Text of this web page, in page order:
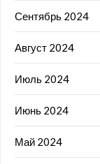
Сентябрь 2024
Август 2024
Июль 2024
Июнь 2024
Май 2024